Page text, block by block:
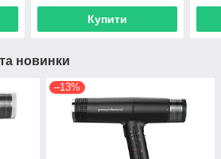
Купити
новинки
–13%